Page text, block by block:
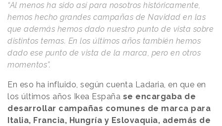
“Al menos ha sido así para nosotros históricamente,
hemos hecho grandes campañas de Navidad en las
que además hemos dado nuestro punto de vista sobre
distintos temas. En los últimos años también hemos
dado ese punto de vista de la marca, pero en otros
momentos”.
En eso ha influido, según cuenta Ladaria, en que en
los últimos años Ikea España se encargaba de
desarrollar campañas comunes de marca para
Italia, Francia, Hungría y Eslovaquia, además de